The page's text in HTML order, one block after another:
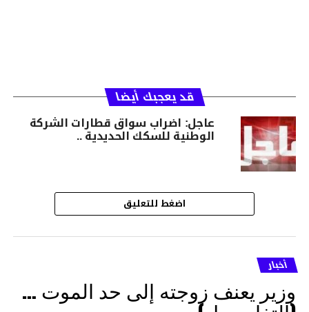
قد يعجبك أيضا
عاجل: اضراب سواق قطارات الشركة
الوطنية للسكك الحديدية ..
اضغط للتعليق
أخبار
وزير يعنف زوجته إلى حد الموت …